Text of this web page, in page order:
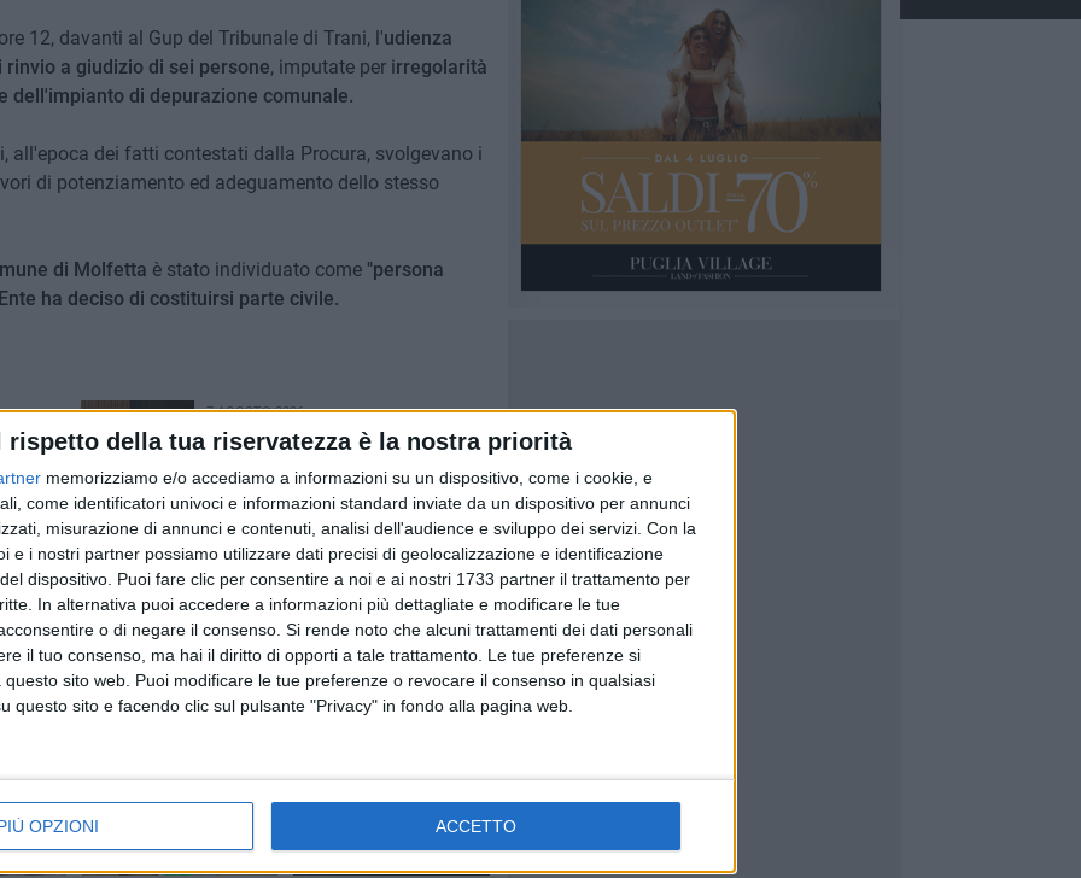
rispetto della tua riservatezza è la nostra priorità
memorizziamo e/o accediamo a informazioni su un dispositivo, come i cookie, e
come identificatori univoci e informazioni standard inviate da un dispositivo per annunci
misurazione di annunci e contenuti, analisi dell'audience e sviluppo dei servizi. Con la
e i nostri partner possiamo utilizzare dati precisi di geolocalizzazione e identificazione
dispositivo. Puoi fare clic per consentire a noi e ai nostri 1733 partner il trattamento per
In alternativa puoi accedere a informazioni più dettagliate e modificare le tue
o di negare il consenso. Si rende noto che alcuni trattamenti dei dati personali
il tuo consenso, ma hai il diritto di opporti a tale trattamento. Le tue preferenze si
sito web. Puoi modificare le tue preferenze o revocare il consenso in qualsiasi
questo sito e facendo clic sul pulsante "Privacy" in fondo alla pagina web.
OPZIONI ACCETTO
12, davanti al Gup del Tribunale di Trani, l'udienza
a giudizio di sei persone, imputate per irregolarità
dell'impianto di depurazione comunale.
all'epoca dei fatti contestati dalla Procura, svolgevano i
di potenziamento ed adeguamento dello stesso
di Molfetta è stato individuato come"persona
ha deciso di costituirsi parte civile.
le
7 AGOSTO 2026
MTM Molfetta, Cosimo Damiano
amministratore unico